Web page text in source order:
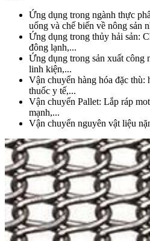
Ứng dụng trong ngành thực
uống và chế biến về nông sản
Ứng dụng trong thủy hải sản:
đông lạnh,...
Ứng dụng trong sản xuất công
linh kiện,...
Vận chuyển hàng hóa đặc thù:
thuốc y tế,...
Vận chuyển Pallet: Lắp ráp
mạnh,...
Vận chuyển nguyên vật liệu